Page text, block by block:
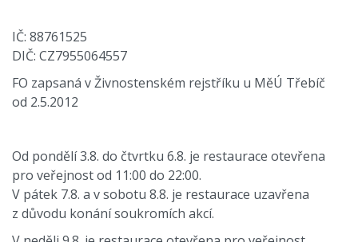
IČ: 88761525
DIČ: CZ7955064557
FO zapsaná v Živnostenském rejstříku u MěÚ Třebíč
od 2.5.2012
Od pondělí 3.8. do čtvrtku 6.8. je restaurace otevřena
pro veřejnost od 11:00 do 22:00.
V pátek 7.8. a v sobotu 8.8. je restaurace uzavřena
z důvodu konání soukromích akcí.